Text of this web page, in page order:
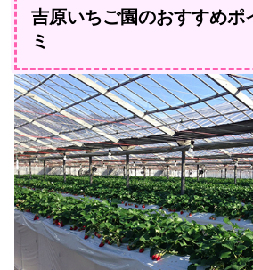
吉原いちご園のおすすめポ
ミ